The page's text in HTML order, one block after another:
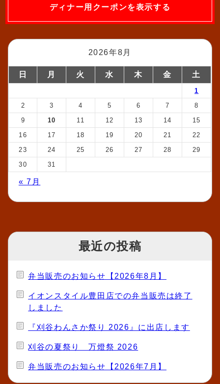
ディナー用クーポンを表示する
2026年8月
日 月 火 水 木 金 土
1
2
3 4 5 6 7
8
9
10 11 12 13 14
15
16
17 18 19 20 21
22
23
24 25 26 27 28
29
30
31
« 7月
最近の投稿
弁当販売のお知らせ【2026年8月】
イオンスタイル豊田店での弁当販売は終了
しました
『刈谷わんさか祭り 2026』に出店します
刈谷の夏祭り 万燈祭 2026
弁当販売のお知らせ【2026年7月】